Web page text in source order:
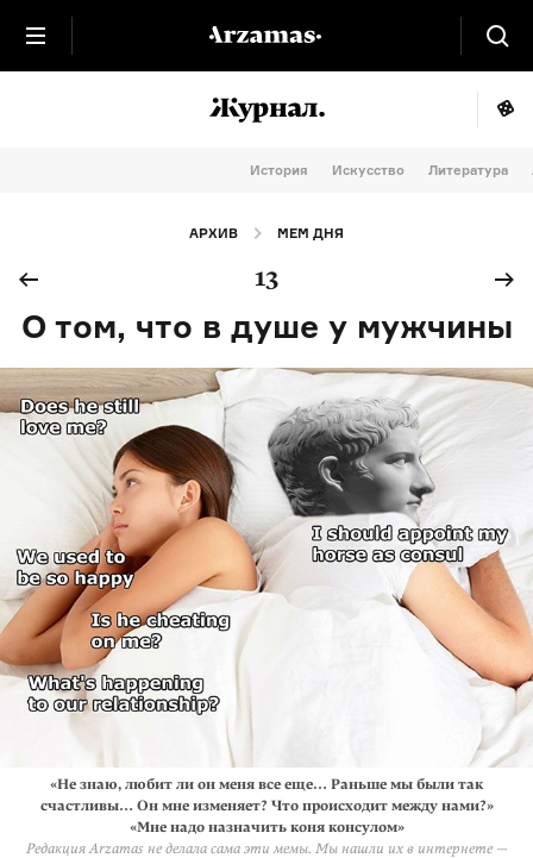
История Искусство Литература
АРХИВ МЕМ ДНЯ
13
О том, что в душе у мужчины
«Не знаю, любит ли он меня все еще… Раньше мы были так
счастливы… Он мне изменяет? Что происходит между нами?»
«Мне надо назначить коня консулом»
Редакция Arzamas не делала сама эти мемы. Мы нашли их в интернете —